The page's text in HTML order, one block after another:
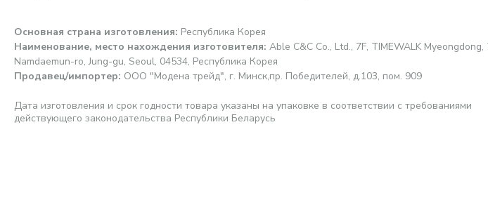
Основная страна изготовления: Республика Корея
Наименование, место нахождения изготовителя: Able C&C Co., Ltd., 7F, TIMEWALK Myeongdong,
Namdaemun-ro, Jung-gu, Seoul, 04534, Республика Корея
Продавец/импортер: ООО "Модена трейд", г. Минск,пр. Победителей, д.103, пом. 909
Дата изготовления и срок годности товара указаны на упаковке в соответствии с требованиями
действующего законодательства Республики Беларусь